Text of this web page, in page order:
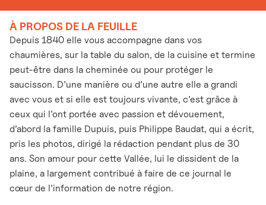
À PROPOS DE LA FEUILLE
Depuis 1840 elle vous accompagne dans vos
chaumières, sur la table du salon, de la cuisine et termine
peut-être dans la cheminée ou pour protéger le
saucisson. D’une manière ou d’une autre elle a grandi
avec vous et si elle est toujours vivante, c’est grâce à
ceux qui l’ont portée avec passion et dévouement,
d’abord la famille Dupuis, puis Philippe Baudat, qui a écrit,
pris les photos, dirigé la rédaction pendant plus de 30
ans. Son amour pour cette Vallée, lui le dissident de la
plaine, a largement contribué à faire de ce journal le
cœur de l’information de notre région.